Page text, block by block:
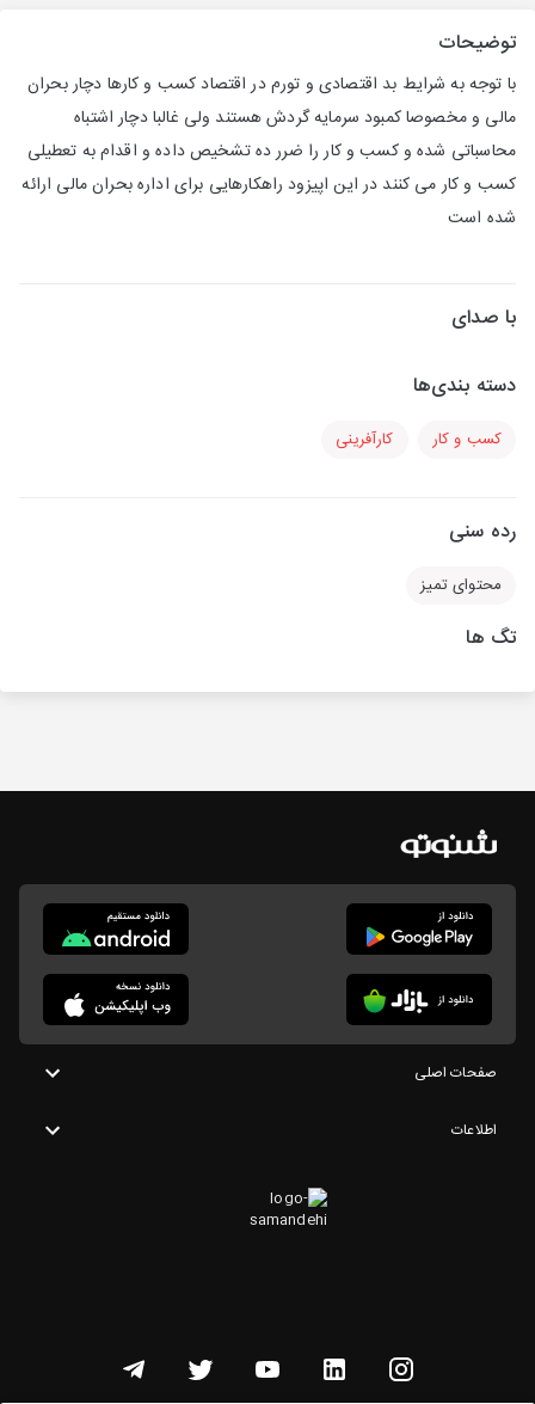
توضیحات
با توجه به شرایط بد اقتصادی و تورم در اقتصاد کسب و کارها دچار بحران
مالی و مخصوصا کمبود سرمایه گردش هستند ولی غالبا دچار اشتباه
محاسباتی شده و کسب و کار را ضرر ده تشخیص داده و اقدام به تعطیلی
کسب و کار می کنند در این اپیزود راهکارهایی برای اداره بحران مالی ارائه
شده است
با صدای
دسته بندی‌ها
کسب و کار کارآفرینی
رده سنی
محتوای تمیز
تگ ها
صفحات اصلی
اطلاعات